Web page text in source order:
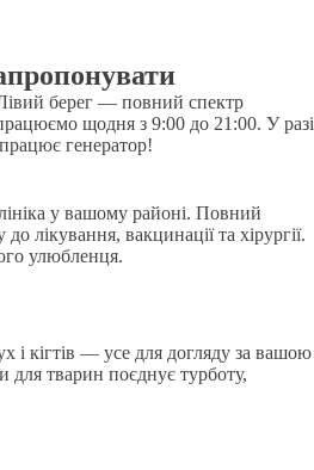
берег — повний спектр
щодня з 9:00 до 21:00. У разі
працює генератор!
у вашому районі. Повний
лікування, вакцинації та хірургії.
улюбленця.
і кігтів — усе для догляду за вашою
тварин поєднує турботу,